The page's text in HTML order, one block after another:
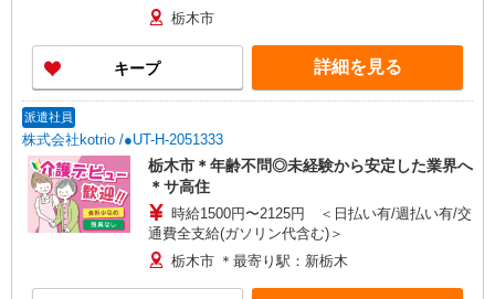
栃木市
キープ 詳細を見る
派遣社員
株式会社kotrio /●UT-H-2051333
栃木市＊年齢不問◎未経験から安定した業界へ
＊サ高住
時給1500円〜2125円 ＜日払い有/週払い有/交
通費全支給(ガソリン代含む)＞
栃木市 ＊最寄り駅：新栃木